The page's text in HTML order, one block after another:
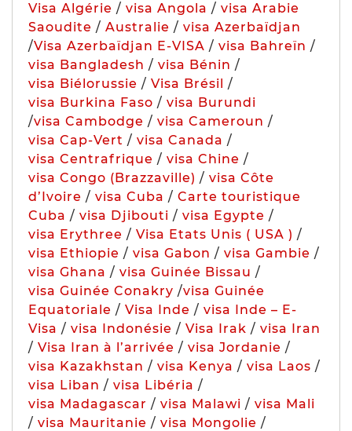
Visa Algérie / visa Angola / visa Arabie
Saoudite / Australie / visa Azerbaïdjan
/Visa Azerbaïdjan E-VISA / visa Bahreïn /
visa Bangladesh / visa Bénin /
visa Biélorussie / Visa Brésil /
visa Burkina Faso / visa Burundi
/visa Cambodge / visa Cameroun /
visa Cap-Vert / visa Canada /
visa Centrafrique / visa Chine /
visa Congo (Brazzaville) / visa Côte
d’Ivoire / visa Cuba / Carte touristique
Cuba / visa Djibouti / visa Egypte /
visa Erythree / Visa Etats Unis ( USA ) /
visa Ethiopie / visa Gabon / visa Gambie /
visa Ghana / visa Guinée Bissau /
visa Guinée Conakry /visa Guinée
Equatoriale / Visa Inde / visa Inde – E-
Visa / visa Indonésie / Visa Irak / visa Iran
/ Visa Iran à l’arrivée / visa Jordanie /
visa Kazakhstan / visa Kenya / visa Laos /
visa Liban / visa Libéria /
visa Madagascar / visa Malawi / visa Mali
/ visa Mauritanie / visa Mongolie /